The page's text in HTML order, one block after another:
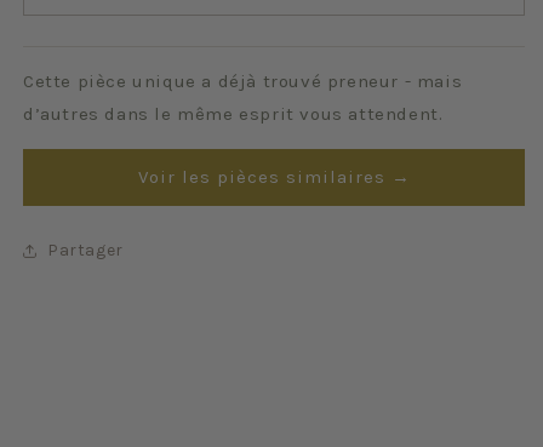
Cette pièce unique a déjà trouvé preneur - mais
d’autres dans le même esprit vous attendent.
Voir les pièces similaires →
Partager